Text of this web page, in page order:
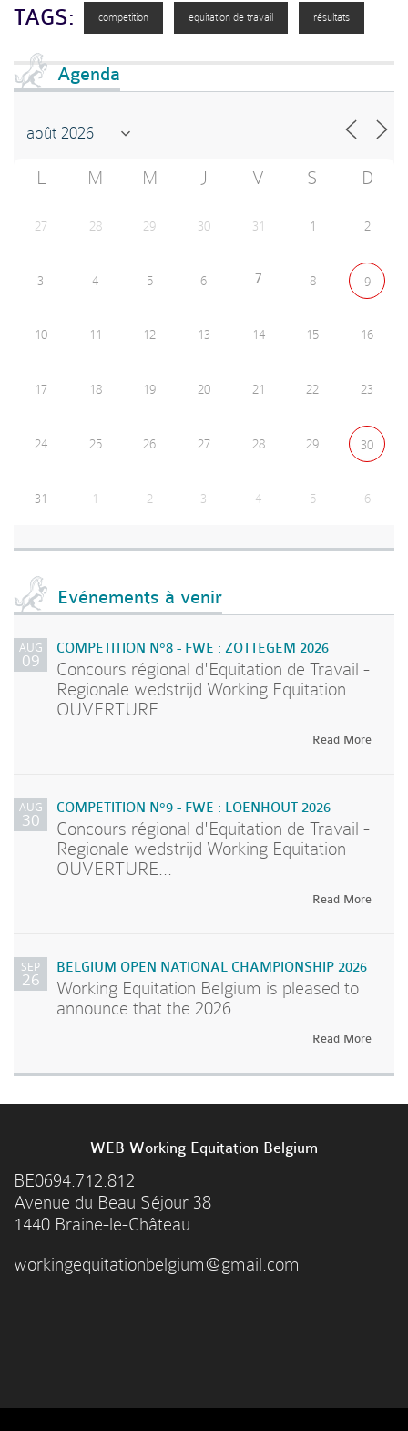
TAGS: competition equitation de travail résultats
Agenda
L M M J V S D
27 28 29 30 31 1 2
3 4 5 6 7 8 9
10 11 12 13 14 15 16
17 18 19 20 21 22 23
24 25 26 27 28 29 30
31 1 2 3 4 5 6
Evénements à venir
AUG
09
COMPETITION N°8 - FWE : ZOTTEGEM 2026
Concours régional d'Equitation de Travail -
Regionale wedstrijd Working Equitation
OUVERTURE...
Read More
AUG
30
COMPETITION N°9 - FWE : LOENHOUT 2026
Concours régional d'Equitation de Travail -
Regionale wedstrijd Working Equitation
OUVERTURE...
Read More
SEP
26
BELGIUM OPEN NATIONAL CHAMPIONSHIP 2026
Working Equitation Belgium is pleased to
announce that the 2026...
Read More
WEB Working Equitation Belgium
BE0694.712.812
Avenue du Beau Séjour 38
1440 Braine-le-Château
workingequitationbelgium@gmail.com